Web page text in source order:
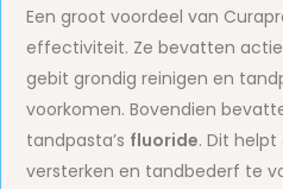
Een groot voordeel van
effectiviteit. Ze bevatten
gebit grondig reinigen en
voorkomen. Bovendien
tandpasta’s fluoride. Dit
versterken en tandbederf te